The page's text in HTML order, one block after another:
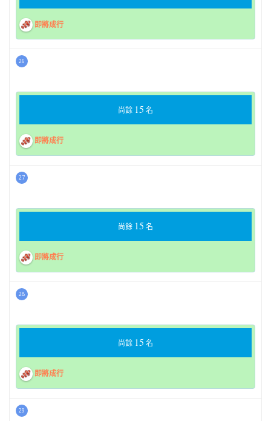
即將成行
26
尚餘 15 名
即將成行
27
尚餘 15 名
即將成行
28
尚餘 15 名
即將成行
29